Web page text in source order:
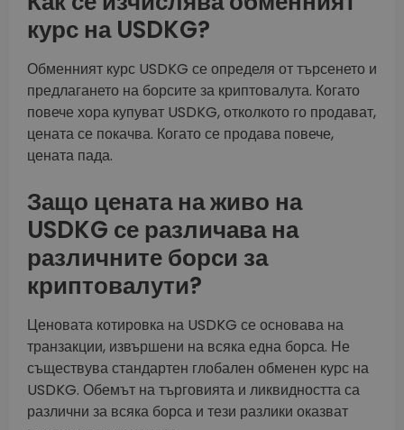
курс на USDKG?
Обменният курс USDKG се определя от търсенето и
предлагането на борсите за криптовалута. Когато
повече хора купуват USDKG, отколкото го продават,
цената се покачва. Когато се продава повече,
цената пада.
Защо цената на живо на
USDKG се различава на
различните борси за
криптовалути?
Ценовата котировка на USDKG се основава на
транзакции, извършени на всяка една борса. Не
съществува стандартен глобален обменен курс на
USDKG. Обемът на търговията и ликвидността са
различни за всяка борса и тези разлики оказват